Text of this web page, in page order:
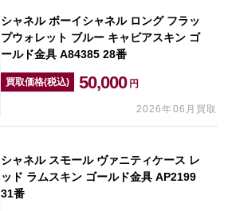
シャネル ボーイシャネル ロング フラッ
プウォレット ブルー キャビアスキン ゴ
ールド金具 A84385 28番
買取価格(税込) 50,000 円
2026年06月買取
シャネル スモール ヴァニティケース レ
ッド ラムスキン ゴールド金具 AP2199
31番